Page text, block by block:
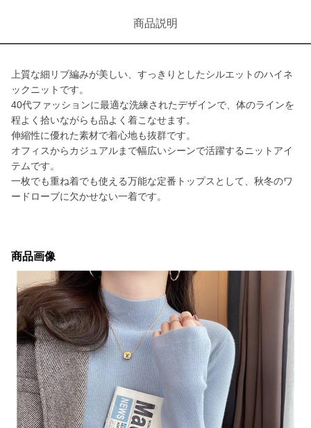
商品説明
上質な細リブ編みが美しい、すっきりとしたシルエットのハイネ
ックニットです。
40代ファッションに最適な洗練されたデザインで、体のラインを
程よく拾いながらも品よく着こなせます。
伸縮性に優れた素材で着心地も抜群です。
オフィスからカジュアルまで幅広いシーンで活躍するニットアイ
テムです。
一枚でも重ね着でも使える万能な定番トップスとして、秋冬のワ
ードローブに欠かせない一着です。
商品画像